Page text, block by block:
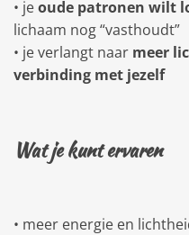
• jeoude patronen wilt
lichaam nog “vasthoudt”
• je verlangt naar meer
verbinding met jezelf
Wat je kunt ervaren
• meer energie en